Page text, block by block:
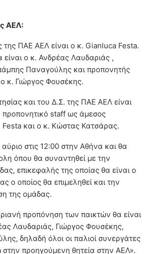
ΑΕΛ:
ΠΑΕ ΑΕΛ είναι ο κ. Gianluca Festa.
είναι ο κ. Ανδρέας Λαυδαριάς ,
Παναγούλης και προπονητής
κ. Γιώργος Φουσέκης.
και του Δ.Σ. της ΠΑΕ ΑΕΛ είναι
προπονητικό staff ως άμεσος
Festa και ο κ. Κώστας Κατσάρας.
στις 12:00 στην Αθήνα και θα
όπου θα συναντηθεί με την
επικεφαλής της οποίας θα είναι ο
ο οποίος θα επιμεληθεί και την
της ομάδας.
προπόνηση των παικτών θα είναι
Λαυδαριάς, Γιώργος Φουσέκης,
δηλαδή όλοι οι παλιοί συνεργάτες
προηγούμενη θητεία στην ΑΕΛ».